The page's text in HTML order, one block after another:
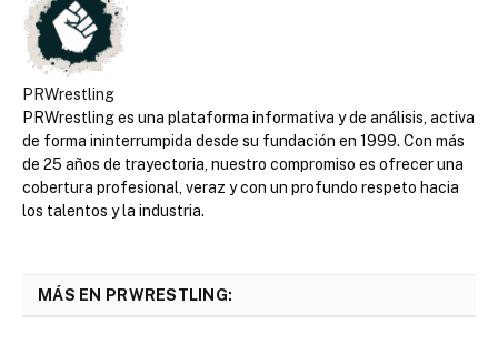
PRWrestling
PRWrestling es una plataforma informativa y de análisis, activa
de forma ininterrumpida desde su fundación en 1999. Con más
de 25 años de trayectoria, nuestro compromiso es ofrecer una
cobertura profesional, veraz y con un profundo respeto hacia
los talentos y la industria.
MÁS EN PRWRESTLING: